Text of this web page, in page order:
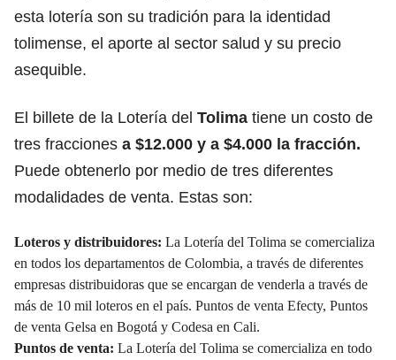
esta lotería son su tradición para la identidad
tolimense, el aporte al sector salud y su precio
asequible.
El billete de la Lotería del Tolima tiene un costo de
tres fracciones a $12.000 y a $4.000 la fracción.
Puede obtenerlo por medio de tres diferentes
modalidades de venta. Estas son:
Loteros y distribuidores: La Lotería del Tolima se comercializa
en todos los departamentos de Colombia, a través de diferentes
empresas distribuidoras que se encargan de venderla a través de
más de 10 mil loteros en el país. Puntos de venta Efecty, Puntos
de venta Gelsa en Bogotá y Codesa en Cali.
Puntos de venta: La Lotería del Tolima se comercializa en todo